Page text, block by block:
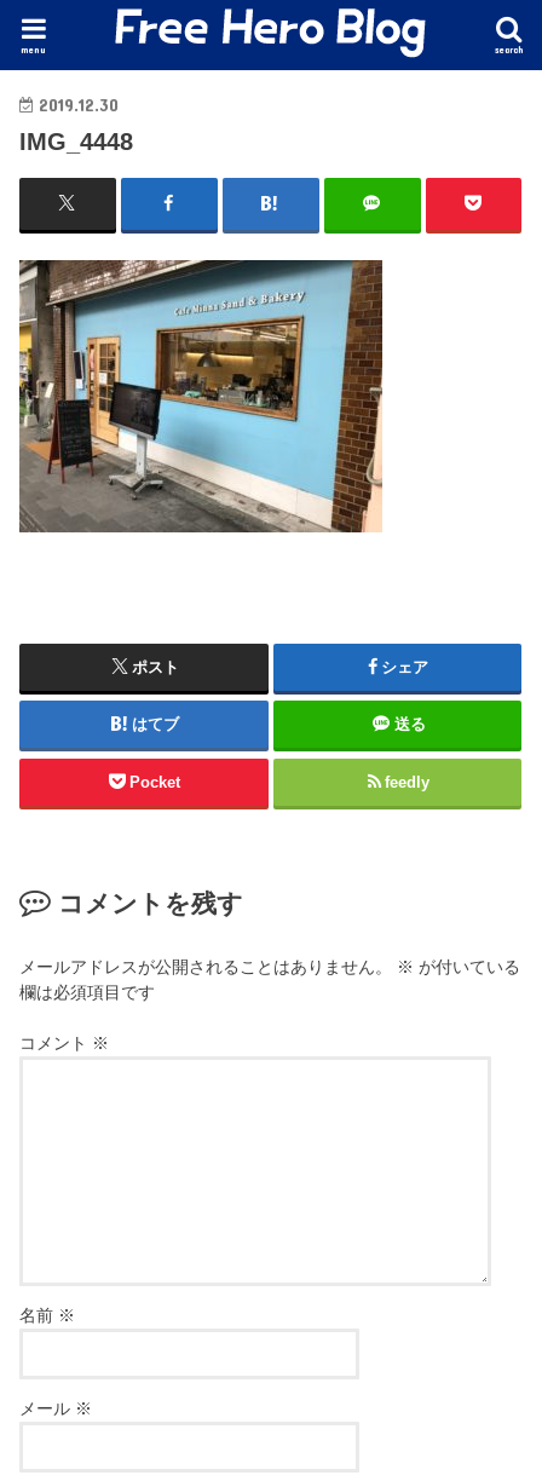
search
menu
2019.12.30
IMG_4448
ポスト シェア
はてブ 送る
Pocket feedly
コメントを残す
メールアドレスが公開されることはありません。 ※ が付いている
欄は必須項目です
コメント ※
名前 ※
メール ※